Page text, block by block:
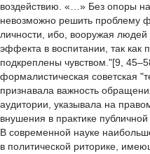
воздействию. «…» Без опоры на
невозможно решить проблему
личности, ибо, вооружая людей
эффекта в воспитании, так как
подкреплены чувством."[9,
формалистическая советская
признавала важность
аудитории, указывала на
внушения в практике публичной
В современной науке
в политической риторике,